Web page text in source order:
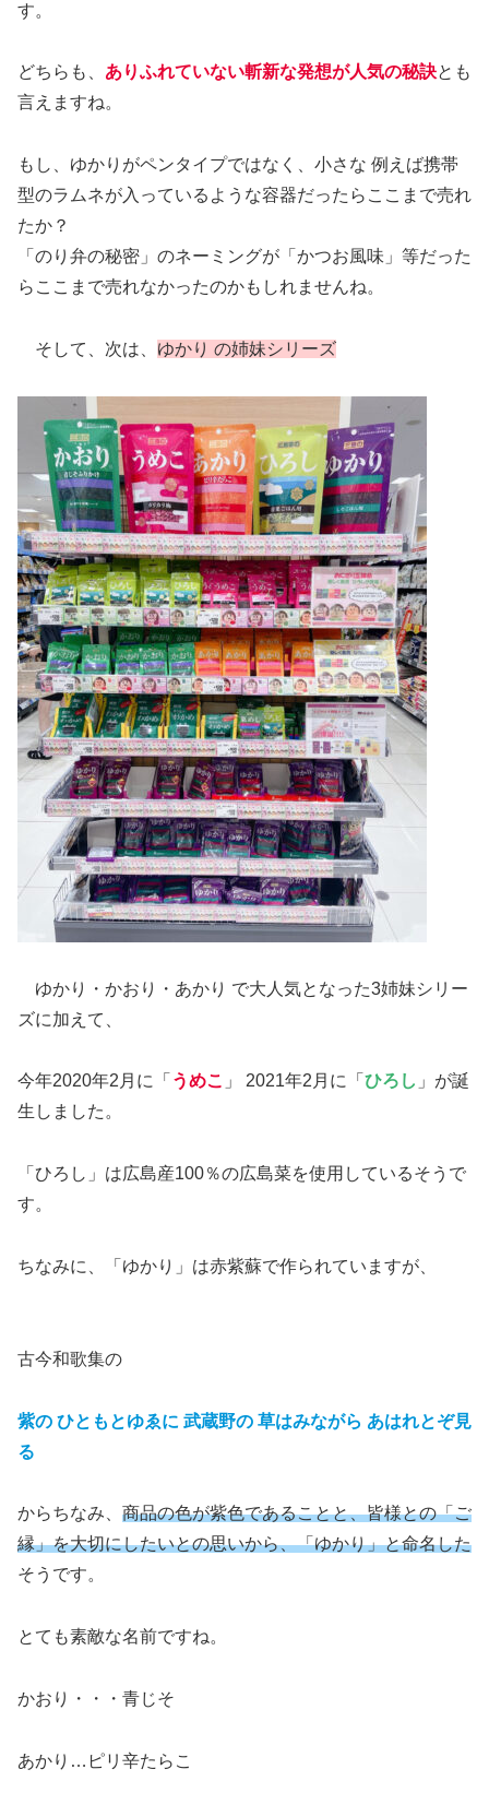
す。
どちらも、 ありふれていない斬新な発想が人気の秘訣とも
言えますね。
もし、ゆかりがペンタイプではなく、小さな 例えば携帯
型のラムネが入っているような容器だったらここまで売れ
たか？
「のり弁の秘密」のネーミングが「かつお風味」等だった
らここまで売れなかったのかもしれませんね。
そして、次は、 ゆかり の姉妹シリーズ
ゆかり・かおり・あかり で大人気となった3姉妹シリー
ズに加えて、
今年2020年2月に「 うめこ 」 2021年2月に「 ひろし 」が誕
生しました。
「ひろし」は広島産100％の広島菜を使用しているそうで
す。
ちなみに、「ゆかり」は赤紫蘇で作られていますが、
古今和歌集の
紫の ひともとゆゑに 武蔵野の 草はみながら あはれとぞ見
る
からちなみ、 商品の色が紫色であることと、皆様との「ご
縁」を大切にしたいとの思いから、「ゆかり」と命名した
そうです。
とても素敵な名前ですね。
かおり・・・青じそ
あかり…ピリ辛たらこ